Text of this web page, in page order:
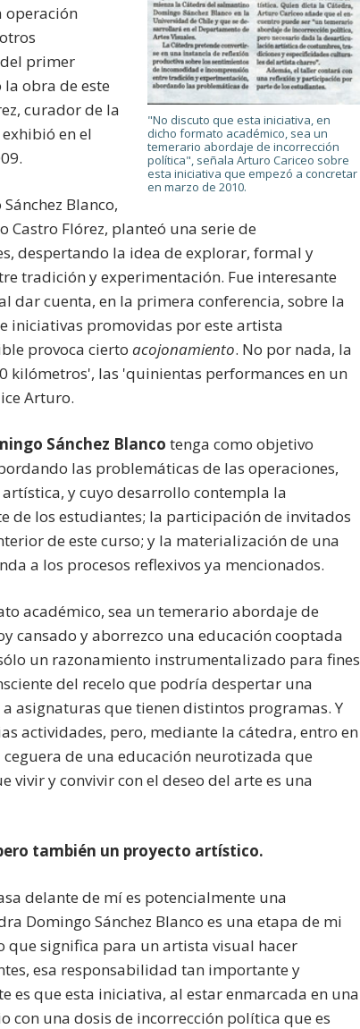
"No discuto que esta iniciativa, en
dicho formato académico, sea un
temerario abordaje de incorrección
política", señala Arturo Cariceo sobre
esta iniciativa que empezó a concretar
en marzo de 2010.
operación
primer
obra de este
curador de la
exhibió en el
Blanco,
Flórez, planteó una serie de
despertando la idea de explorar, formal y
tradición y experimentación. Fue interesante
dar cuenta, en la primera conferencia, sobre la
iniciativas promovidas por este artista
provoca cierto acojonamiento. No por nada, la
kilómetros', las 'quinientas performances en un
Arturo.
Sánchez Blanco tenga como objetivo
las problemáticas de las operaciones,
y cuyo desarrollo contempla la
de los estudiantes; la participación de invitados
de este curso; y la materialización de una
a los procesos reflexivos ya mencionados.
académico, sea un temerario abordaje de
cansado y aborrezco una educación cooptada
un razonamiento instrumentalizado para fines
del recelo que podría despertar una
asignaturas que tienen distintos programas. Y
actividades, pero, mediante la cátedra, entro en
de una educación neurotizada que
vivir y convivir con el deseo del arte es una
también un proyecto artístico.
delante de mí es potencialmente una
Domingo Sánchez Blanco es una etapa de mi
que significa para un artista visual hacer
esa responsabilidad tan importante y
es que esta iniciativa, al estar enmarcada en una
con una dosis de incorrección política que es